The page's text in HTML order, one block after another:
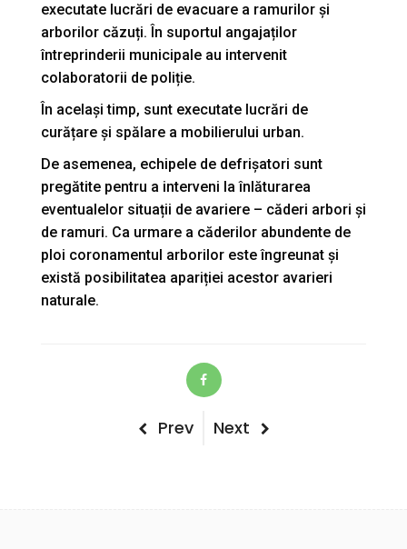
executate lucrări de evacuare a ramurilor și
arborilor căzuți. În suportul angajaților
întreprinderii municipale au intervenit
colaboratorii de poliție.
În același timp, sunt executate lucrări de
curățare și spălare a mobilierului urban.
De asemenea, echipele de defrișatori sunt
pregătite pentru a interveni la înlăturarea
eventualelor situații de avariere – căderi arbori și
de ramuri. Ca urmare a căderilor abundente de
ploi coronamentul arborilor este îngreunat și
există posibilitatea apariției acestor avarieri
naturale.
Previous
Prev
Next
Next